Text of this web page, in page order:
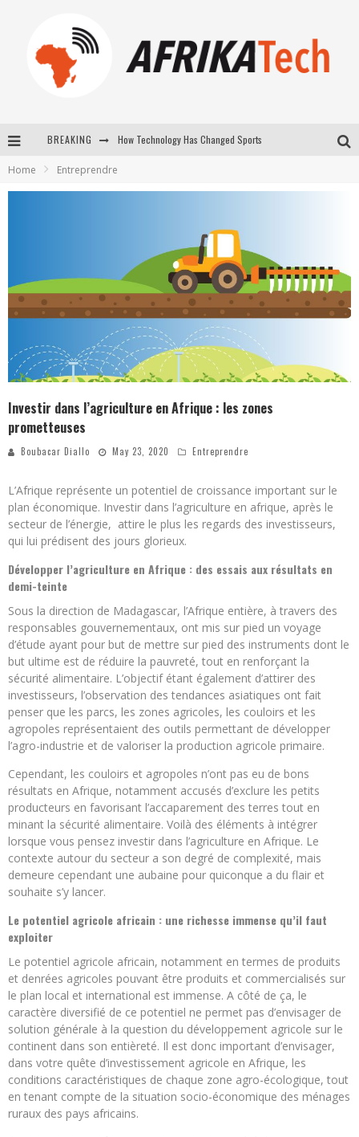
BREAKING
La Révolution Silencieuse : Quand Les Entrepreneurs Africains Décident de ne Plus se Taire
Home Entreprendre
Investir dans l’agriculture en Afrique : les zones
prometteuses
Boubacar Diallo May 23, 2020 Entreprendre
L’Afrique représente un potentiel de croissance important sur le
plan économique. Investir dans l’agriculture en afrique, après le
secteur de l’énergie, attire le plus les regards des investisseurs,
qui lui prédisent des jours glorieux.
Développer l’agriculture en Afrique : des essais aux résultats en
demi-teinte
Sous la direction de Madagascar, l’Afrique entière, à travers des
responsables gouvernementaux, ont mis sur pied un voyage
d’étude ayant pour but de mettre sur pied des instruments dont le
but ultime est de réduire la pauvreté, tout en renforçant la
sécurité alimentaire. L’objectif étant également d’attirer des
investisseurs, l’observation des tendances asiatiques ont fait
penser que les parcs, les zones agricoles, les couloirs et les
agropoles représentaient des outils permettant de développer
l’agro-industrie et de valoriser la production agricole primaire.
Cependant, les couloirs et agropoles n’ont pas eu de bons
résultats en Afrique, notamment accusés d’exclure les petits
producteurs en favorisant l’accaparement des terres tout en
minant la sécurité alimentaire. Voilà des éléments à intégrer
lorsque vous pensez investir dans l’agriculture en Afrique. Le
contexte autour du secteur a son degré de complexité, mais
demeure cependant une aubaine pour quiconque a du flair et
souhaite s’y lancer.
Le potentiel agricole africain : une richesse immense qu’il faut
exploiter
Le potentiel agricole africain, notamment en termes de produits
et denrées agricoles pouvant être produits et commercialisés sur
le plan local et international est immense. A côté de ça, le
caractère diversifié de ce potentiel ne permet pas d’envisager de
solution générale à la question du développement agricole sur le
continent dans son entièreté. Il est donc important d’envisager,
dans votre quête d’investissement agricole en Afrique, les
conditions caractéristiques de chaque zone agro-écologique, tout
en tenant compte de la situation socio-économique des ménages
ruraux des pays africains.